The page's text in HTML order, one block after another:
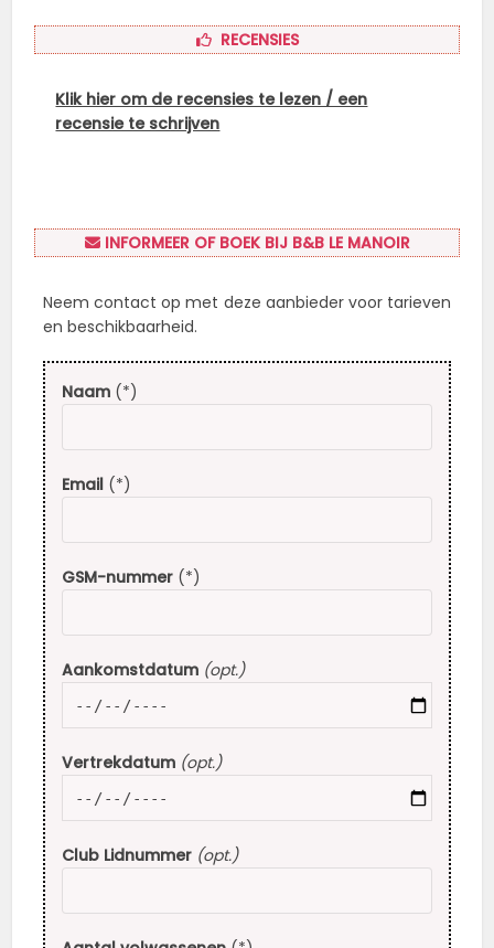
RECENSIES
Klik hier om de recensies te lezen / een
recensie te schrijven
INFORMEER OF BOEK BIJ B&B LE MANOIR
Neem contact op met deze aanbieder voor tarieven
en beschikbaarheid.
Naam(*)
Email(*)
GSM-nummer(*)
Aankomstdatum (opt.)
Vertrekdatum (opt.)
Club Lidnummer (opt.)